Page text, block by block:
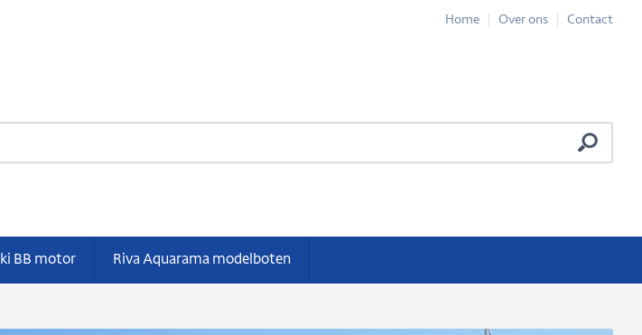
Home Over ons Contact
BB motor Riva Aquarama modelboten